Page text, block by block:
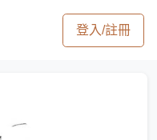
登入/註冊